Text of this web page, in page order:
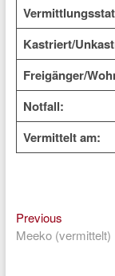
Kastriert/
Freigänger/
Notfall:
Vermittelt am:
PreviousPrevious
post:
Meeko (vermittelt)